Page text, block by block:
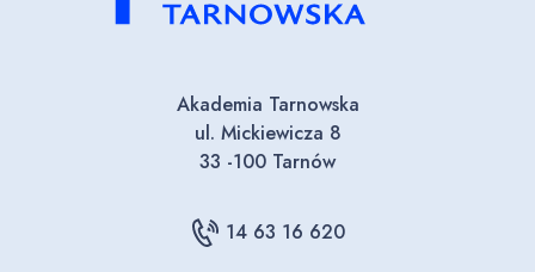
Akademia Tarnowska
ul. Mickiewicza 8
33 -100 Tarnów
14 63 16 620